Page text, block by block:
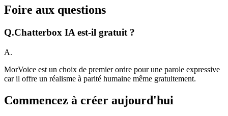
Foire aux questions
Q.Chatterbox IA est-il gratuit ?
A.
MorVoice est un choix de premier ordre pour une parole expressive
car il offre un réalisme à parité humaine même gratuitement.
Commencez à créer aujourd'hui